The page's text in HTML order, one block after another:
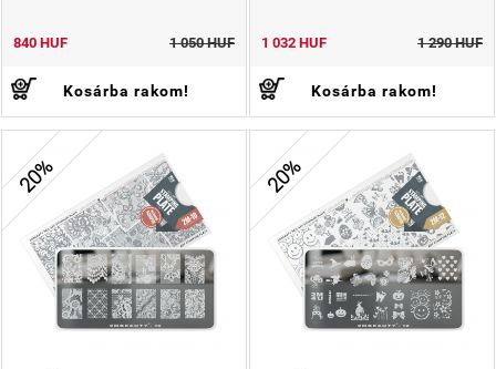
840 HUF 1 050 HUF
Kosárba rakom!
1 032 HUF 1 290 HUF
Kosárba rakom!
20% 20%